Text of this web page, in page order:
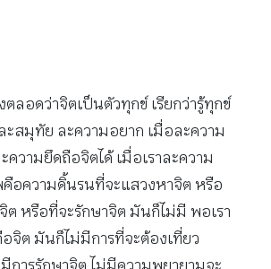
ตลอดว่าจิตเป็นตัวทุกข์ เรียกว่ารู้ทุกข์
ะสมุทัย ละความอยาก เมื่อละความ
ความยึดถือจิตได้ เมื่อเราละความ
อความดิ้นรนที่จะแสวงหาจิต หรือ
ต หรือที่จะรักษาจิต มันก็ไม่มี พอเรา
จิต มันก็ไม่มีการที่จะต้องเที่ยว